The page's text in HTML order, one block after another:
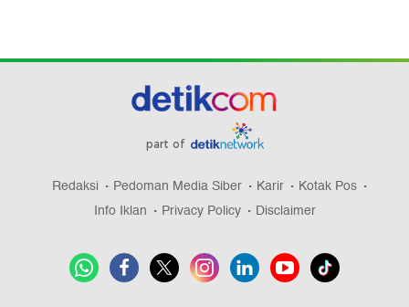
part of
Redaksi Pedoman Media Siber Karir
Kotak Pos
Info Iklan
Privacy Policy Disclaimer